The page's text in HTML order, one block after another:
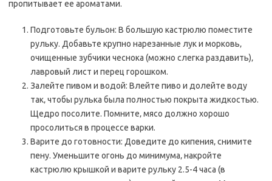
пропитывает ее ароматами.
Подготовьте бульон: В большую кастрюлю поместите
рульку. Добавьте крупно нарезанные лук и морковь‚
очищенные зубчики чеснока (можно слегка раздавить)‚
лавровый лист и перец горошком.
Залейте пивом и водой: Влейте пиво и долейте воду
так‚ чтобы рулька была полностью покрыта жидкостью.
Щедро посолите. Помните‚ мясо должно хорошо
просолиться в процессе варки.
Варите до готовности: Доведите до кипения‚ снимите
пену. Уменьшите огонь до минимума‚ накройте
кастрюлю крышкой и варите рульку 2.5-4 часа (в